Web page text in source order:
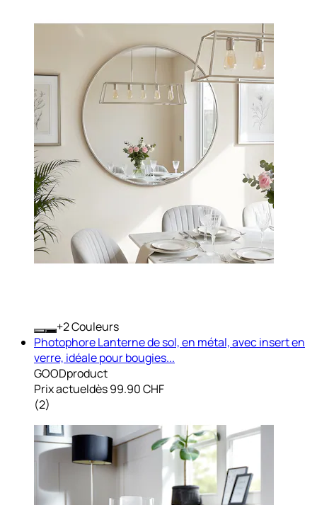
+ Couleurs
Photophore Lanterne de sol, en métal, avec insert en
verre, idéale pour bougies...
GOODproduct
Prix actueldès99.90 CHF
(2)